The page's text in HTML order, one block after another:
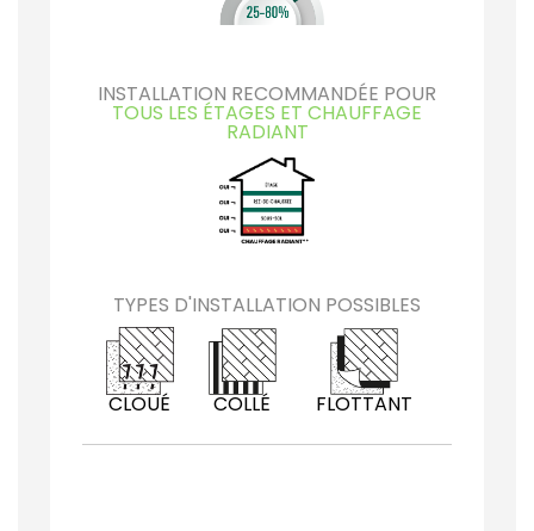
INSTALLATION RECOMMANDÉE POUR
TOUS LES ÉTAGES ET CHAUFFAGE
RADIANT
TYPES D'INSTALLATION POSSIBLES
CLOUÉ COLLÉ FLOTTANT